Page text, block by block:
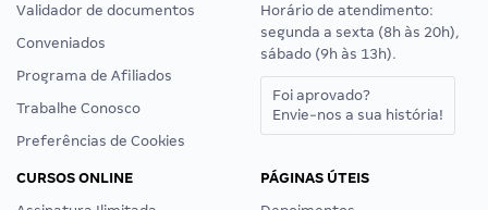
Validador de documentos
Conveniados
Programa de Afiliados
Trabalhe Conosco
Preferências de Cookies
Horário de atendimento:
segunda a sexta (8h às 20h),
sábado (9h às 13h).
Foi aprovado?
Envie-nos a sua história!
CURSOS ONLINE
PÁGINAS ÚTEIS